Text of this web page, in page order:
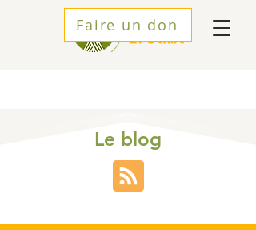
Faire un don
Le blog